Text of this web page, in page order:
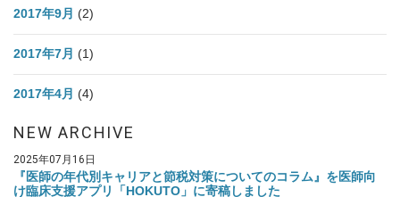
2017年9月 (2)
2017年7月 (1)
2017年4月 (4)
NEW ARCHIVE
2025年07月16日
『医師の年代別キャリアと節税対策についてのコラム』を医師向
け臨床支援アプリ「HOKUTO」に寄稿しました